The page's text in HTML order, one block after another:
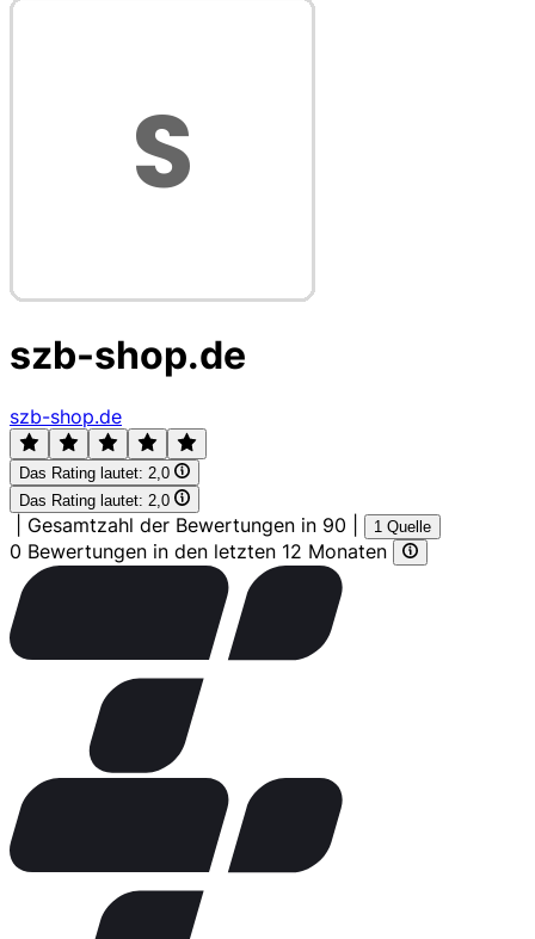
szb-shop.de
szb-shop.de
Das Rating lautet: 2,0
Das Rating lautet: 2,0
Gesamtzahl der Bewertungen in 90 1 Quelle
0 Bewertungen in den letzten 12 Monaten